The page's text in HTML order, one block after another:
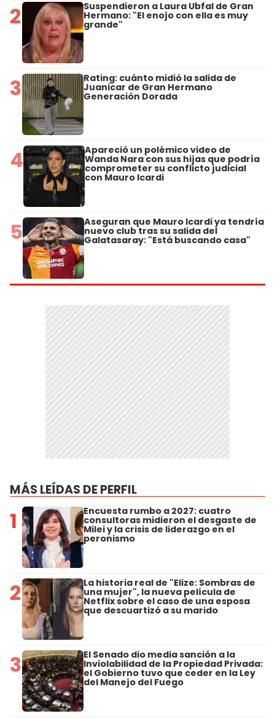
2 Suspendieron a Laura Ubfal de Gran
Hermano: "El enojo con ella es muy
grande"
3 Rating: cuánto midió la salida de
Juanicar de Gran Hermano
Generación Dorada
4 Apareció un polémico video de
Wanda Nara con sus hijas que podría
comprometer su conflicto judicial
con Mauro Icardi
5 Aseguran que Mauro Icardi ya tendría
nuevo club tras su salida del
Galatasaray: "Está buscando casa"
MÁS LEÍDAS DE PERFIL
1 Encuesta rumbo a 2027: cuatro
consultoras midieron el desgaste de
Milei y la crisis de liderazgo en el
peronismo
2 La historia real de "Elize: Sombras de
una mujer", la nueva película de
Netflix sobre el caso de una esposa
que descuartizó a su marido
3 El Senado dio media sanción a la
Inviolabilidad de la Propiedad Privada:
el Gobierno tuvo que ceder en la Ley
del Manejo del Fuego